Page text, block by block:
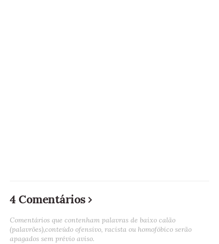
4 Comentários
Comentários que contenham palavras de baixo calão
(palavrões),conteúdo ofensivo, racista ou homofóbico serão
apagados sem prévio aviso.